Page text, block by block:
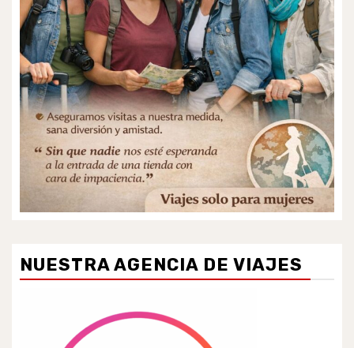
NUESTRA AGENCIA DE VIAJES